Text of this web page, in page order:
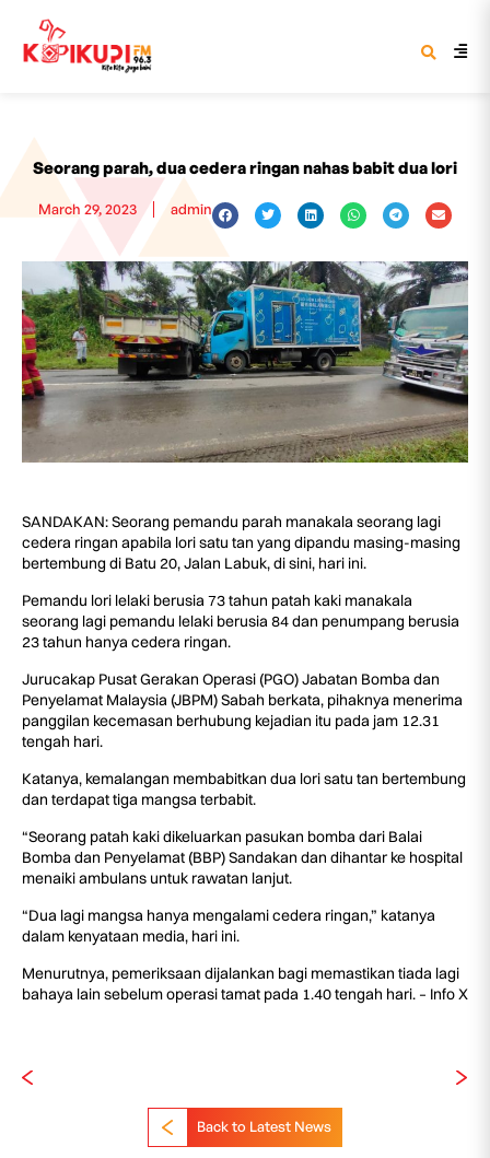
Seorang parah, dua cedera ringan nahas babit dua lori
March 29, 2023 admin
SANDAKAN: Seorang pemandu parah manakala seorang lagi
cedera ringan apabila lori satu tan yang dipandu masing-masing
bertembung di Batu 20, Jalan Labuk, di sini, hari ini.
Pemandu lori lelaki berusia 73 tahun patah kaki manakala
seorang lagi pemandu lelaki berusia 84 dan penumpang berusia
23 tahun hanya cedera ringan.
Jurucakap Pusat Gerakan Operasi (PGO) Jabatan Bomba dan
Penyelamat Malaysia (JBPM) Sabah berkata, pihaknya menerima
panggilan kecemasan berhubung kejadian itu pada jam 12.31
tengah hari.
Katanya, kemalangan membabitkan dua lori satu tan bertembung
dan terdapat tiga mangsa terbabit.
“Seorang patah kaki dikeluarkan pasukan bomba dari Balai
Bomba dan Penyelamat (BBP) Sandakan dan dihantar ke hospital
menaiki ambulans untuk rawatan lanjut.
“Dua lagi mangsa hanya mengalami cedera ringan,” katanya
dalam kenyataan media, hari ini.
Menurutnya, pemeriksaan dijalankan bagi memastikan tiada lagi
bahaya lain sebelum operasi tamat pada 1.40 tengah hari. – Info X
Back to Latest News